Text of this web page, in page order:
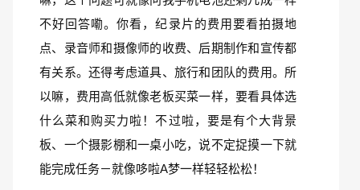
不好回答嘞。你看，纪录片的费用要看拍摄地
点、录音师和摄像师的收费、后期制作和宣传都
有关系。还得考虑道具、旅行和团队的费用。所
以嘛，费用高低就像老板买菜一样，要看具体选
什么菜和购买力啦！不过啦，要是有个大背景
板、一个摄影棚和一桌小吃，说不定捉摸一下就
能完成任务－就像哆啦A梦一样轻轻松松！